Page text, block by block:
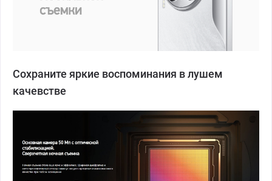
Сохраните яркие воспоминания в лушем
качевстве